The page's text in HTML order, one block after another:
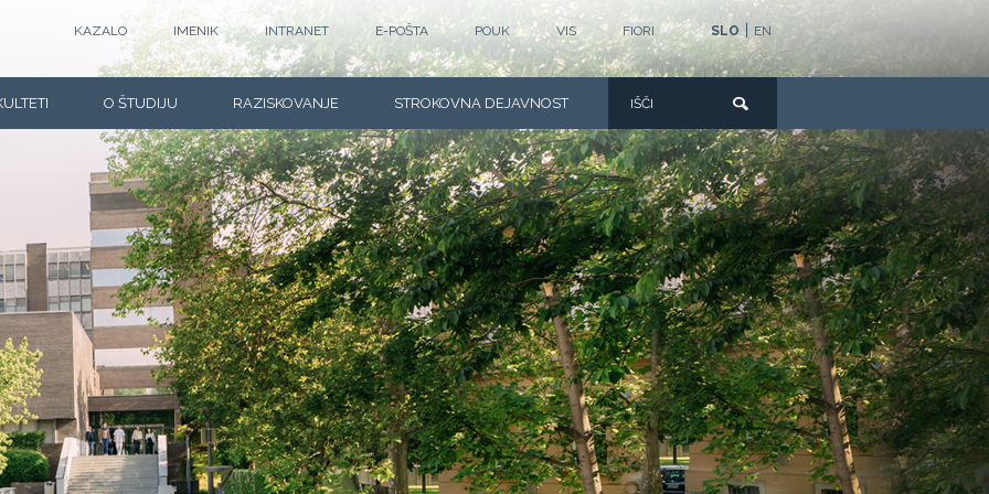
SLO EN
KAZALO IMENIK INTRANET E-POŠTA POUK VIS FIORI
O ŠTUDIJU RAZISKOVANJE STROKOVNA DEJAVNOST